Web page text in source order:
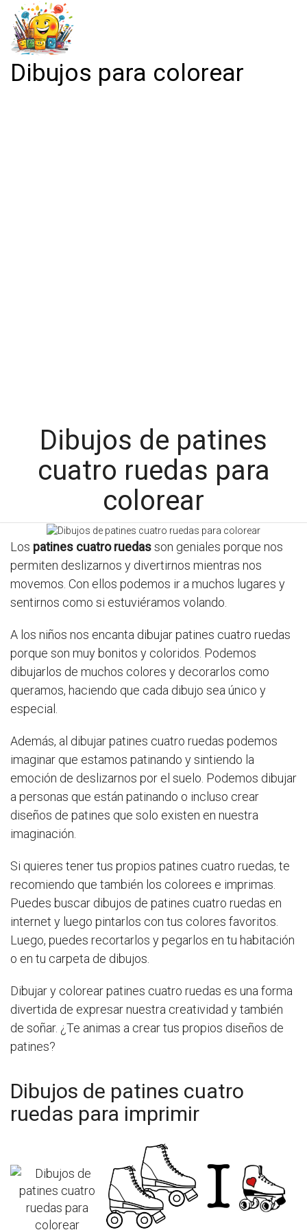
Dibujos para colorear
Dibujos de patines
cuatro ruedas para
colorear
Los patines cuatro ruedasson geniales porque nos
permiten deslizarnos y divertirnos mientras nos
movemos. Con ellos podemos ir a muchos lugares y
sentirnos como si estuviéramos volando.
A los niños nos encanta dibujar patines cuatro ruedas
porque son muy bonitos y coloridos. Podemos
dibujarlos de muchos colores y decorarlos como
queramos, haciendo que cada dibujo sea único y
especial.
Además, al dibujar patines cuatro ruedas podemos
imaginar que estamos patinando y sintiendo la
emoción de deslizarnos por el suelo. Podemos dibujar
a personas que están patinando o incluso crear
diseños de patines que solo existen en nuestra
imaginación.
Si quieres tener tus propios patines cuatro ruedas, te
recomiendo que también los colorees e imprimas.
Puedes buscar dibujos de patines cuatro ruedas en
internet y luego pintarlos con tus colores favoritos.
Luego, puedes recortarlos y pegarlos en tu habitación
o en tu carpeta de dibujos.
Dibujar y colorear patines cuatro ruedas es una forma
divertida de expresar nuestra creatividad y también
de soñar. ¿Te animas a crear tus propios diseños de
patines?
Dibujos de patines cuatro
ruedas para imprimir